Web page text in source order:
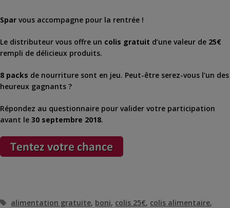
Spar vous accompagne pour la rentrée !
Le distributeur vous offre un colis gratuit d’une valeur de 25€
rempli de délicieux produits.
8 packs de nourriture sont en jeu. Peut-être serez-vous l’un des
heureux gagnants ?
Répondez au questionnaire pour valider votre participation
avant le 30 septembre 2018.
Étiquettes
alimentation gratuite, boni, colis 25€, colis alimentaire,